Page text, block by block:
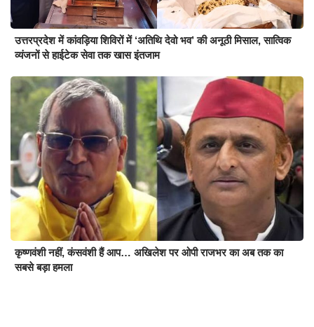
उत्तरप्रदेश में कांवड़िया शिविरों में ‘अतिथि देवो भव’ की अनूठी मिसाल, सात्विक
व्यंजनों से हाईटेक सेवा तक खास इंतजाम
कृष्णवंशी नहीं, कंसवंशी हैं आप… अखिलेश पर ओपी राजभर का अब तक का
सबसे बड़ा हमला